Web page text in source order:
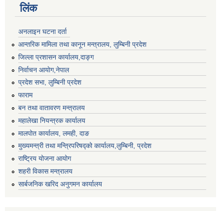
लिंक
अनलाइन घटना दर्ता
आन्तरिक मामिला तथा कानून मन्त्रालय, लुम्बिनी प्रदेश
जिल्ला प्रशासन कार्यालय,दाङ्ग
निर्वाचन आयाेग,नेपाल
प्रदेश सभा, लुम्बिनी प्रदेश
फाराम
बन तथा वातावरण मन्त्रालय
महालेखा नियन्त्रक कार्यालय
मालपोत कार्यालय, लमही, दाङ
मुख्यमन्त्री तथा मन्त्रिपरिषद्को कार्यालय,लुम्बिनी, प्रदेश
राष्ट्रिय योजना आयोग
शहरी विकास मन्त्रालय
सार्बजनिक खरिद अनुगमन कार्यालय